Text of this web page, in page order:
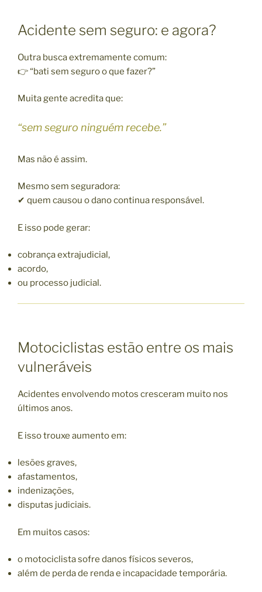
Acidente sem seguro: e agora?
Outra busca extremamente comum:
👉 “bati sem seguro o que fazer?”
Muita gente acredita que:
“sem seguro ninguém recebe.”
Mas não é assim.
Mesmo sem seguradora:
✔ quem causou o dano continua responsável.
E isso pode gerar:
cobrança extrajudicial,
acordo,
ou processo judicial.
Motociclistas estão entre os mais
vulneráveis
Acidentes envolvendo motos cresceram muito nos
últimos anos.
E isso trouxe aumento em:
lesões graves,
afastamentos,
indenizações,
disputas judiciais.
Em muitos casos:
o motociclista sofre danos físicos severos,
além de perda de renda e incapacidade temporária.